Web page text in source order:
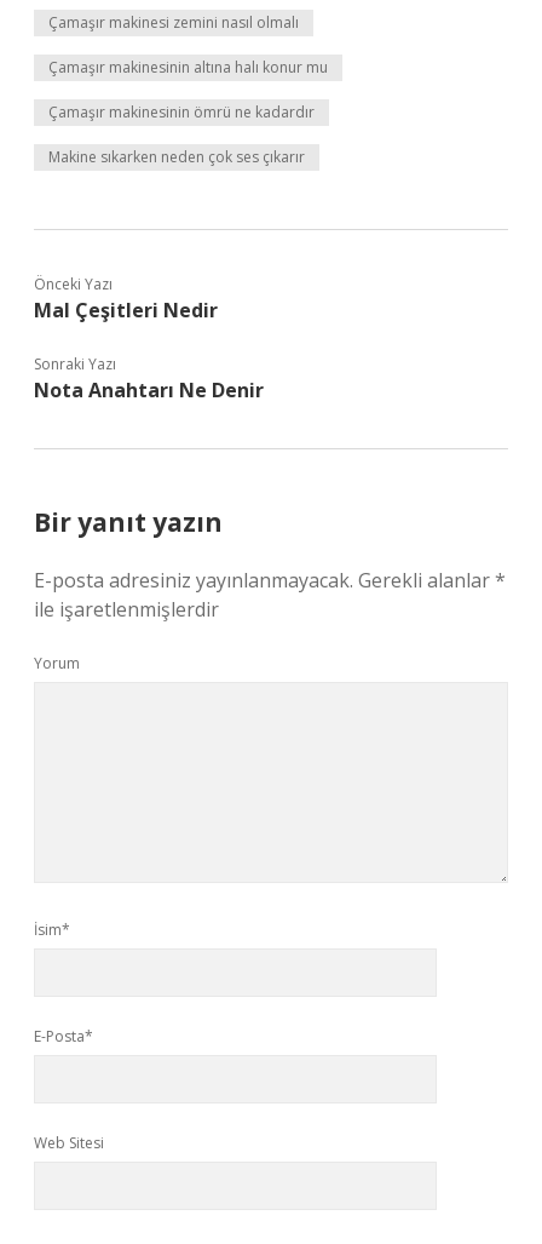
Çamaşır makinesi zemini nasıl olmalı
Çamaşır makinesinin altına halı konur mu
Çamaşır makinesinin ömrü ne kadardır
Makine sıkarken neden çok ses çıkarır
Önceki Yazı
Mal Çeşitleri Nedir
Sonraki Yazı
Nota Anahtarı Ne Denir
Bir yanıt yazın
E-posta adresiniz yayınlanmayacak. Gerekli alanlar*
ile işaretlenmişlerdir
Yorum
İsim*
E-Posta*
Web Sitesi